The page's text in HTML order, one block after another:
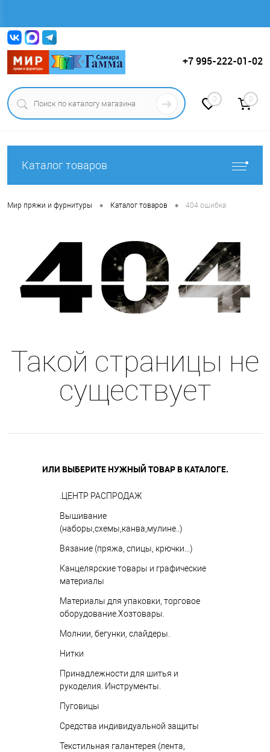
+7 995-222-01-02
0 0
Каталог товаров
Мир пряжи и фурнитуры • Каталог товаров • 404 ошибка
Такой страницы не
существует
ИЛИ ВЫБЕРИТЕ НУЖНЫЙ ТОВАР В КАТАЛОГЕ.
.ЦЕНТР РАСПРОДАЖ
Вышивание
(наборы,схемы,канва,мулине..)
Вязание (пряжа, спицы, крючки...)
Канцелярские товары и графические
материалы
Материалы для упаковки, торговое
оборудование.Хозтовары.
Молнии, бегунки, слайдеры.
Нитки
Принадлежности для шитья и
рукоделия. Инструменты.
Пуговицы
Средства индивидуальной защиты
Текстильная галантерея (лента,